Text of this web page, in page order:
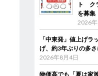
ト ク
を募集
2026
「中東発」値上げ
げ、約3年ぶりの多
2026年8月4日
物価高でも「夏は家